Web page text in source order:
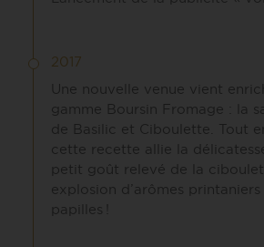
2017
Une nouvelle venue vient
gamme Boursin Fromage : la
de Basilic et Ciboulette. Tout
cette recette allie la
petit goût relevé de la
explosion d’arômes printaniers
papilles !